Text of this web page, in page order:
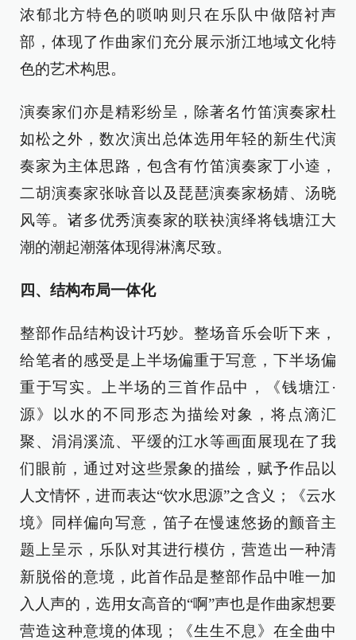
浓郁北方特色的唢呐则只在乐队中做陪衬声
部，体现了作曲家们充分展示浙江地域文化特
色的艺术构思。
演奏家们亦是精彩纷呈，除著名竹笛演奏家杜
如松之外，数次演出总体选用年轻的新生代演
奏家为主体思路，包含有竹笛演奏家丁小逵，
二胡演奏家张咏音以及琵琶演奏家杨婧、汤晓
风等。诸多优秀演奏家的联袂演绎将钱塘江大
潮的潮起潮落体现得淋漓尽致。
四、结构布局一体化
整部作品结构设计巧妙。整场音乐会听下来，
给笔者的感受是上半场偏重于写意，下半场偏
重于写实。上半场的三首作品中，《钱塘江·
源》以水的不同形态为描绘对象，将点滴汇
聚、涓涓溪流、平缓的江水等画面展现在了我
们眼前，通过对这些景象的描绘，赋予作品以
人文情怀，进而表达“饮水思源”之含义；《云水
境》同样偏向写意，笛子在慢速悠扬的颤音主
题上呈示，乐队对其进行模仿，营造出一种清
新脱俗的意境，此首作品是整部作品中唯一加
入人声的，选用女高音的“啊”声也是作曲家想要
营造这种意境的体现；《生生不息》在全曲中